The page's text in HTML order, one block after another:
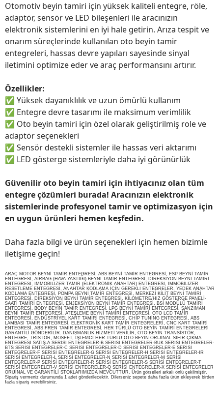
Otomotiv beyin tamiri için yüksek kaliteli entegre, röle,
adaptör, sensör ve LED bileşenleri ile aracınızın
elektronik sistemlerini en iyi hale getirin. Arıza tespit ve
onarım süreçlerinde kullanılan oto beyin tamir
entegreleri, hassas devre yapıları sayesinde sinyal
iletimini optimize eder ve araç performansını artırır.
Özellikler:
✅ Yüksek dayanıklılık ve uzun ömürlü kullanım
✅ Entegre devre tasarımı ile maksimum verimlilik
✅ Oto beyin tamiri için özel olarak geliştirilmiş role ve
adaptör seçenekleri
✅ Sensör destekli sistemler ile hassas veri aktarımı
✅ LED gösterge sistemleriyle daha iyi görünürlük
Güvenilir oto beyin tamiri için ihtiyacınız olan tüm
entegre çözümleri burada! Aracınızın elektronik
sistemlerinde profesyonel tamir ve optimizasyon için
en uygun ürünleri hemen keşfedin.
Daha fazla bilgi ve ürün seçenekleri için hemen bizimle
iletişime geçin!
ARAÇ MOTOR BEYNİ TAMİR ENTEGRESİ, ABS BEYNİ TAMİR ENTEGRESİ, ESP BEYNİ TAMİR
ENTEGRESİ, AİRBAG (HAVA YASTIĞI) BEYNİ TAMİR ENTEGRESİ, DİREKSİYON BEYNİ TAMİRİ
ENTEGRESİ, İMMOBİLİZER TAMİR (ELEKTRONİK ANAHTAR) ENTEGRESİ, İMMOBİLİZER
RESETLEME ENTEGRESİ, ANAHTAR KODLAMA İÇİN GEREKLİ ENTEGRELER, YEDEK ANAHTAR
KODLAMA ENTEGRESİ, POMPA BEYNİ TAMİR ENTEGRESİ, MERKEZİ KİLİT BEYNİ TAMİRİ
ENTEGRESİ, DİREKSİYON BEYNİ TAMİR ENTEGRESİ, KİLOMETRE/HIZ GÖSTERGE PANELİ-
SAATİ TAMİRİ ENTEGRESİ, ENJEKSİYON BEYNİ TAMİR ENTEGRESİ, BSİ MODÜLÜ TAMİRİ
ENTEGRESİ, BODY BEYİN TAMİR ENTEGRESİ, LPG BEYNİ TAMİRİ ENTEGRESİ, ŞANZIMAN
BEYNİ TAMİR ENTEGRESİ, ATEŞLEME BEYNİ TAMİRİ ENTEGRESİ, OTO LCD TAMİR
ENTEGRESİ, ENDÜSTRİYEL KART TAMİRİ ENTEGRESİ, CHİP TUNİNG ENTEGRESİ, ABS
LAMBASI TAMİR ENTEGRESİ, ELEKTRONİK KART TAMİR ENTEGRELERİ, CNC KART TAMİRİ
ENTEGRESİ, ABS FREN TAMİR ENTEGRESİ, HER TÜRLÜ OTO BEYİN TAMİRİ ENTEGRELERİ
GARANTİLİ GÖNDERİLİR. DANIŞMANLIK HİZMETİ VERİLİR, OTO BEYİN TRANSİSTÖR,
ENTEGRE, TRİSTÖR, MOSFET, İŞLEMCİ HER TÜRLÜ OTO BEYİN ORİJİNAL SIFIR-ÇIKMA
ENTEGRESİ SATIŞ.A SERİSİ ENTEGRELER-B SERİSİ ENTEGRELER-BUK SERİSİ ENTEGRELER-
BTS SERİSİ ENTEGRELER-C SERİSİ ENTEGRELER-D SERİSİ ENTEGRELER-E SERİSİ
ENTEGRELER-F SERİSİ ENTEGRELER-G SERİSİ ENTEGRELER-H SERİSİ ENTEGRELER-IR
SERİSİ ENTEGRELER-L SERİSİ ENTEGRELER-N SERİSİ ENTEGRELER-M SERİSİ
ENTEGRELER-P SERİSİ ENTEGRELER-R SERİSİ ENTEGRELER-S SERİSİ ENTEGRELER-T
SERİSİ ENTEGRELER-V SERİSİ ENTEGRELER-Q SERİSİ ENTEGRELER-X SERİSİ ENTEGRELER
ORiJİNAL VE GARANTİLİ STOKLARIMIZDA MEVCUTTUR. Ürün görselleri arkalı önlü çekilmiştir.
Sipariş vermeniz durumunda 1 adet gönderilecektir. Dilerseniz sepete daha fazla ürün ekleyerek birden
fazla sipariş verebilirsiniz.